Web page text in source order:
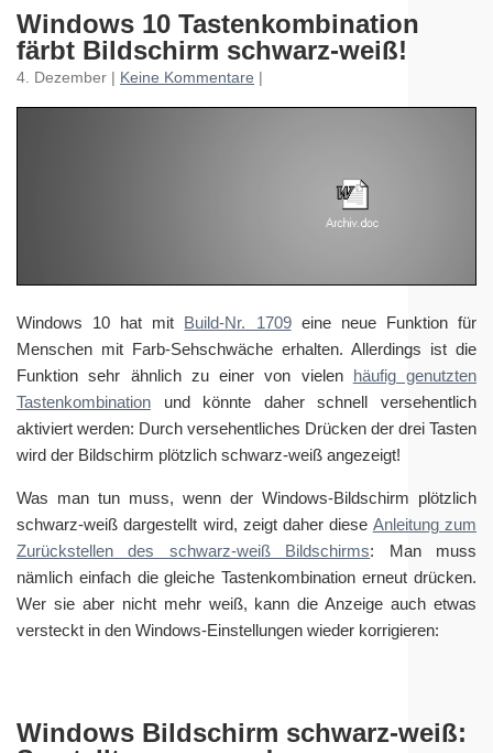
Windows 10 Tastenkombination
färbt Bildschirm schwarz-weiß!
4. Dezember | Keine Kommentare
Windows 10 hat mit Build-Nr. 1709eine neue Funktion für
Menschen mit Farb-Sehschwäche erhalten. Allerdings ist die
Funktion sehr ähnlich zu einer von vielen häufig genutzten
Tastenkombination und könnte daher schnell versehentlich
aktiviert werden: Durch versehentliches Drücken der drei Tasten
wird der Bildschirm plötzlich schwarz-weiß angezeigt!
Was man tun muss, wenn der Windows-Bildschirm plötzlich
schwarz-weiß dargestellt wird, zeigt daher diese Anleitung zum
Zurückstellen des schwarz-weiß Bildschirms: Man muss
nämlich einfach die gleiche Tastenkombination erneut drücken.
Wer sie aber nicht mehr weiß, kann die Anzeige auch etwas
versteckt in den Windows-Einstellungen wieder korrigieren:
Windows Bildschirm schwarz-weiß: